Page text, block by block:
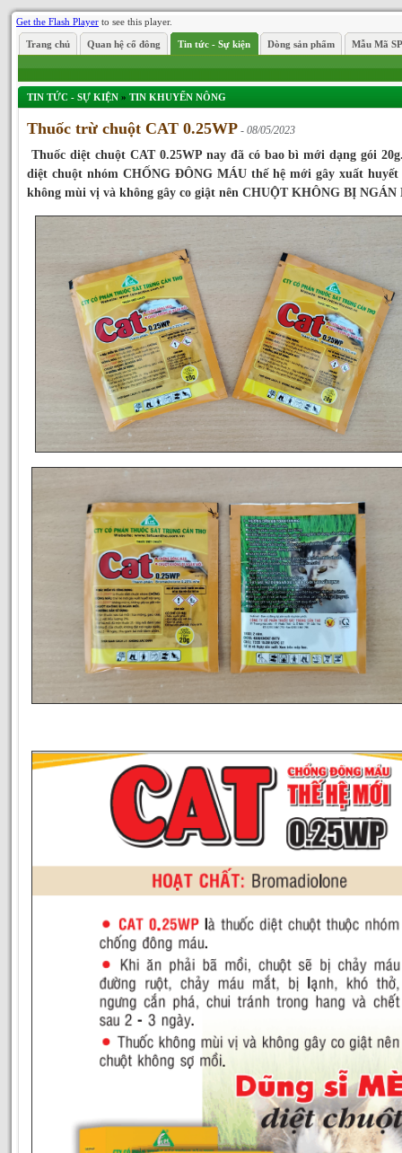
Get the Flash Player to see this player.
Trang chủ Quan hệ cổ đông Tin tức - Sự kiện Dòng sản phẩm Mẫu Mã SP
TIN TỨC - SỰ KIỆN » TIN KHUYẾN NÔNG
Thuốc trừ chuột CAT 0.25WP - 08/05/2023
Thuốc diệt chuột CAT 0.25WP nay đã có bao bì mới dạng gói
diệt chuột nhóm CHỐNG ĐÔNG MÁU thế hệ mới gây xuất huyết
không mùi vị và không gây co giật nên CHUỘT KHÔNG BỊ NGÁN